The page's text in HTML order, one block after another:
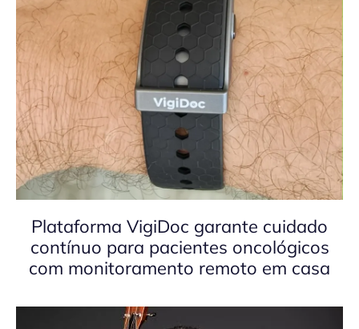
Plataforma VigiDoc garante cuidado
contínuo para pacientes oncológicos
com monitoramento remoto em casa